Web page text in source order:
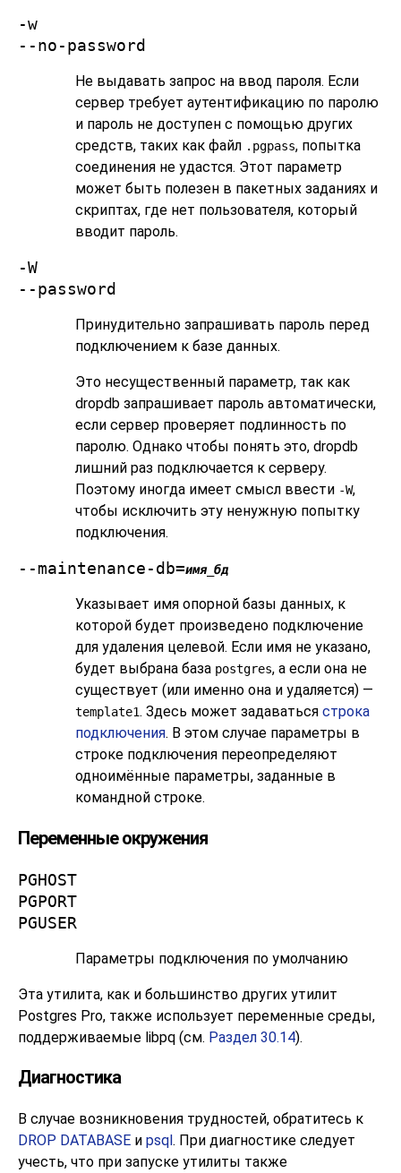
-w
--no-password
Не выдавать запрос на ввод пароля. Если
сервер требует аутентификацию по паролю
и пароль не доступен с помощью других
средств, таких как файл .pgpass, попытка
соединения не удастся. Этот параметр
может быть полезен в пакетных заданиях и
скриптах, где нет пользователя, который
вводит пароль.
-W
--password
Принудительно запрашивать пароль перед
подключением к базе данных.
Это несущественный параметр, так как
dropdb запрашивает пароль автоматически,
если сервер проверяет подлинность по
паролю. Однако чтобы понять это, dropdb
лишний раз подключается к серверу.
Поэтому иногда имеет смысл ввести -W,
чтобы исключить эту ненужную попытку
подключения.
--maintenance-db=имя_бд
Указывает имя опорной базы данных, к
которой будет произведено подключение
для удаления целевой. Если имя не указано,
будет выбрана база postgres, а если она не
существует (или именно она и удаляется) —
template1. Здесь может задаваться строка
подключения. В этом случае параметры в
строке подключения переопределяют
одноимённые параметры, заданные в
командной строке.
Переменные окружения
PGHOST
PGPORT
PGUSER
Параметры подключения по умолчанию
Эта утилита, как и большинство других утилит
Postgres Pro, также использует переменные среды,
поддерживаемые libpq (см. Раздел 30.14).
Диагностика
В случае возникновения трудностей, обратитесь к
DROP DATABASE и psql. При диагностике следует
учесть, что при запуске утилиты также